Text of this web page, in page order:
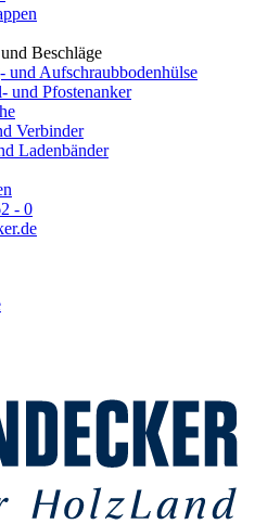
Beschläge
und Aufschraubbodenhülse
und Pfostenanker
Verbinder
Ladenbänder
- 0